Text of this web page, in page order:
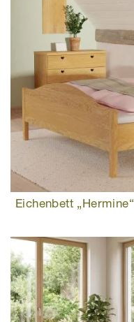
Eichenbett „Hermine“